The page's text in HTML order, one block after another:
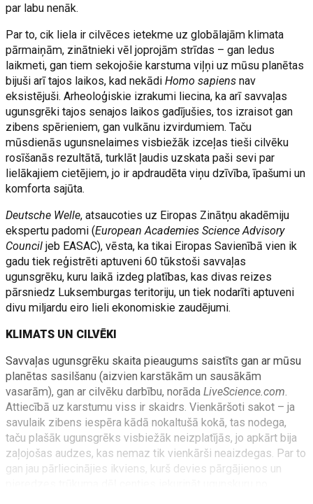
par labu nenāk.
Par to, cik liela ir cilvēces ietekme uz globālajām klimata
pārmaiņām, zinātnieki vēl joprojām strīdas – gan ledus
laikmeti, gan tiem sekojošie karstuma viļņi uz mūsu planētas
bijuši arī tajos laikos, kad nekādiHomo sapiens nav
eksistējuši. Arheoloģiskie izrakumi liecina, ka arī savvaļas
ugunsgrēki tajos senajos laikos gadījušies, tos izraisot gan
zibens spērieniem, gan vulkānu izvirdumiem. Taču
mūsdienās ugunsnelaimes visbiežāk izceļas tieši cilvēku
rosīšanās rezultātā, turklāt ļaudis uzskata paši sevi par
lielākajiem cietējiem, jo ir apdraudēta viņu dzīvība, īpašumi un
komforta sajūta.
Deutsche Welle, atsaucoties uz Eiropas Zinātņu akadēmiju
ekspertu padomi (European Academies Science Advisory
Counciljeb EASAC), vēsta, ka tikai Eiropas Savienībā vien ik
gadu tiek reģistrēti aptuveni 60 tūkstoši savvaļas
ugunsgrēku, kuru laikā izdeg platības, kas divas reizes
pārsniedz Luksemburgas teritoriju, un tiek nodarīti aptuveni
divu miljardu eiro lieli ekonomiskie zaudējumi.
KLIMATS UN CILVĒKI
Savvaļas ugunsgrēku skaita pieaugums saistīts gan ar mūsu
planētas sasilšanu (aizvien karstākām un sausākām
vasarām), gan ar cilvēku darbību, norādaLiveScience.com.
Attiecībā uz karstumu viss ir skaidrs. Vienkāršoti sakot – ja
savulaik zibens iespēra kādā nokaltušā kokā, tas nodega,
taču plašāk ugunsgrēks visbiežāk neizplatījās, jo apkārt bija
zaļojošas audzes, kas nemaz tik vienkārši neaizdegas. Par to
gan jau pārliecinājies ikviens, kurš devies pārgājienos un